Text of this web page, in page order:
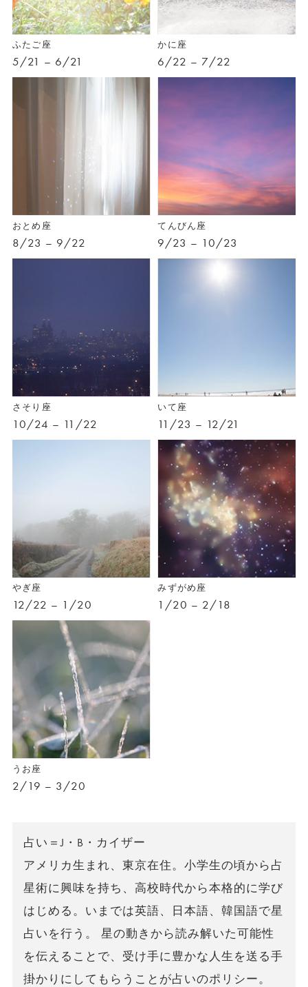
ふたご座
5/21 – 6/21
かに座
6/22 – 7/22
おとめ座
8/23 – 9/22
てんびん座
9/23 – 10/23
さそり座
10/24 – 11/22
いて座
11/23 – 12/21
やぎ座
12/22 – 1/20
みずがめ座
1/20 – 2/18
うお座
2/19 – 3/20
占い＝J・B・カイザー
アメリカ生まれ、東京在住。小学生の頃から占
星術に興味を持ち、高校時代から本格的に学び
はじめる。いまでは英語、日本語、韓国語で星
占いを行う。 星の動きから読み解いた可能性
を伝えることで、受け手に豊かな人生を送る手
掛かりにしてもらうことが占いのポリシー。